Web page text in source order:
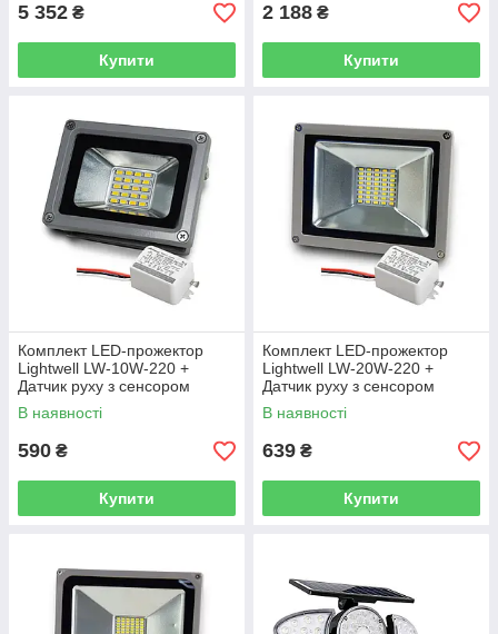
5 352 ₴
Купити
2 188 ₴
Купити
Комплект LED-прожектор
Lightwell LW-10W-220 +
Датчик руху з сенсором
освітленості AMRS
В наявності
590 ₴
Купити
Комплект LED-прожектор
Lightwell LW-20W-220 +
Датчик руху з сенсором
освітленості AMRS
В наявності
639 ₴
Купити